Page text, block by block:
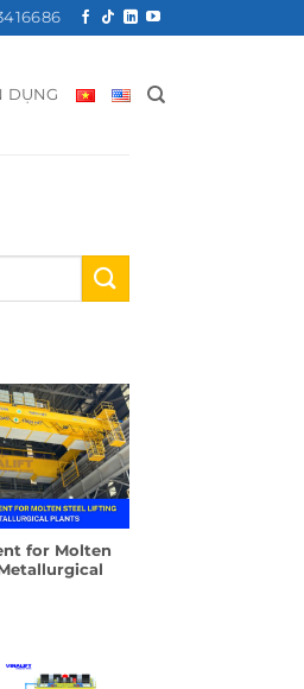
DỤNG
for Molten